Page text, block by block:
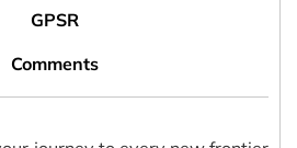
GPSR
Comments